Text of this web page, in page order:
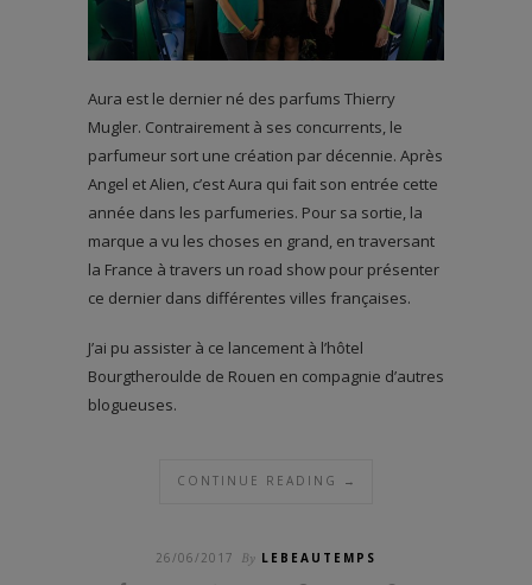
Aura est le dernier né des parfums Thierry
Mugler. Contrairement à ses concurrents, le
parfumeur sort une création par décennie. Après
Angel et Alien, c’est Aura qui fait son entrée cette
année dans les parfumeries. Pour sa sortie, la
marque a vu les choses en grand, en traversant
la France à travers un road show pour présenter
ce dernier dans différentes villes françaises.
J’ai pu assister à ce lancement à l’hôtel
Bourgtheroulde de Rouen en compagnie d’autres
blogueuses.
CONTINUE READING →
26/06/2017 By LEBEAUTEMPS